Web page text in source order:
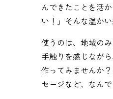
んできたことを活
い！」そんな温か
使うのは、地域の
手触りを感じなが
作ってみませんか
セージなど、なん